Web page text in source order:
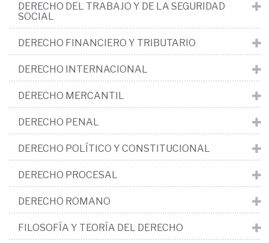
DERECHO DEL TRABAJO Y DE LA SEGURIDAD
SOCIAL
DERECHO FINANCIERO Y TRIBUTARIO
DERECHO INTERNACIONAL
DERECHO MERCANTIL
DERECHO PENAL
DERECHO POLÍTICO Y CONSTITUCIONAL
DERECHO PROCESAL
DERECHO ROMANO
FILOSOFÍA Y TEORÍA DEL DERECHO